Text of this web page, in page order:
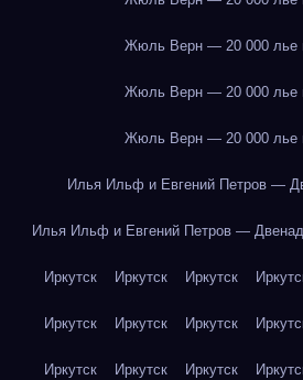
Жюль Верн — 20 000 лье
Жюль Верн — 20 000 лье
Жюль Верн — 20 000 лье
Илья Ильф и Евгений Петров —
Илья Ильф и Евгений Петров —
Иркутск Иркутск Иркутск
Иркутск Иркутск Иркутск
Иркутск Иркутск Иркутск